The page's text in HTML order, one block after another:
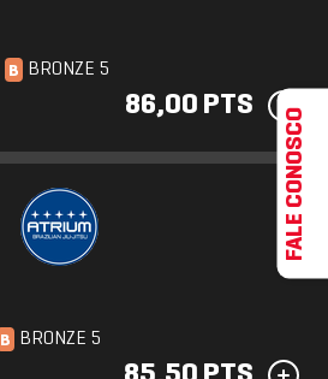
B BRONZE 5
86,00 PTS
B BRONZE 5
FALE CONOSCO